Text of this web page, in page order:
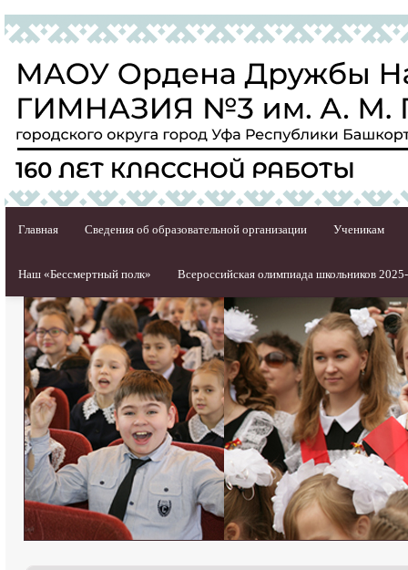
Главная Сведения об образовательной организации Ученикам
Наш «Бессмертный полк» Всероссийская олимпиада школьников